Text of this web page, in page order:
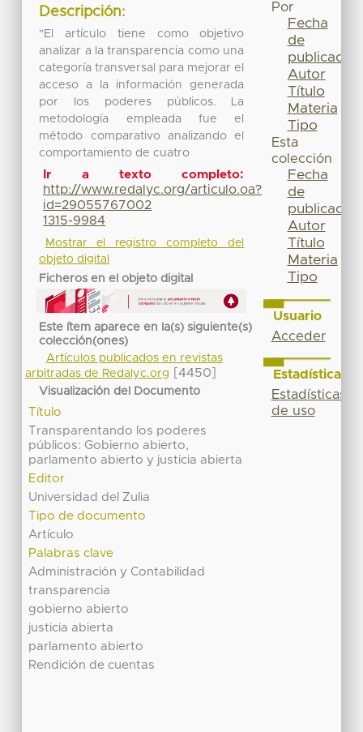
Descripción:
"El artículo tiene como objetivo
analizar a la transparencia como una
categoría transversal para mejorar el
acceso a la información generada
por los poderes públicos. La
metodología empleada fue el
método comparativo analizando el
comportamiento de cuatro
Ir a texto completo:
http://www.redalyc.org/articulo.oa?
id=29055767002
1315-9984
Mostrar el registro completo del
objeto digital
Ficheros en el objeto digital
Este ítem aparece en la(s) siguiente(s)
colección(ones)
Artículos publicados en revistas
arbitradas de Redalyc.org
[4450]
Visualización del Documento
Título
Transparentando los poderes
públicos: Gobierno abierto,
parlamento abierto y justicia abierta
Editor
Universidad del Zulia
Tipo de documento
Artículo
Palabras clave
Administración y Contabilidad
transparencia
gobierno abierto
justicia abierta
parlamento abierto
Rendición de cuentas
Por
Fecha
de
publicación
Autor
Título
Materia
Tipo
Esta
colección
Fecha
de
publicación
Autor
Título
Materia
Tipo
Usuario
Acceder
Estadísticas
Estadísticas
de uso